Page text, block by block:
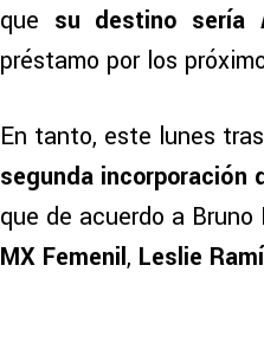
que su destino sería
préstamo por los
En tanto, este lunes
segunda incorporación
que de acuerdo a
MX Femenil, Leslie